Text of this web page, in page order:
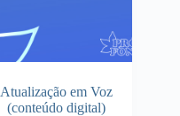
Atualização em Voz
(conteúdo digital)